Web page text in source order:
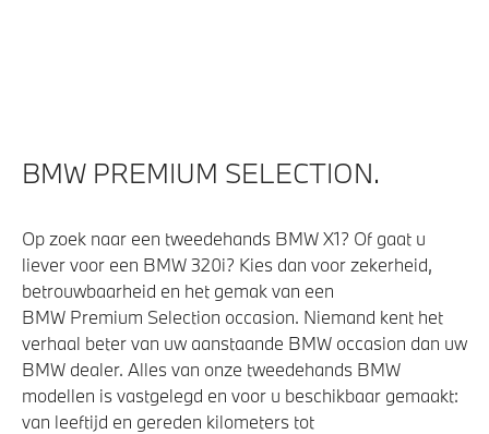
BMW PREMIUM SELECTION.
Op zoek naar een tweedehands BMW X1? Of gaat u
liever voor een BMW 320i? Kies dan voor zekerheid,
betrouwbaarheid en het gemak van een
BMW Premium Selection occasion. Niemand kent het
verhaal beter van uw aanstaande BMW occasion dan uw
BMW dealer. Alles van onze tweedehands BMW
modellen is vastgelegd en voor u beschikbaar gemaakt:
van leeftijd en gereden kilometers tot